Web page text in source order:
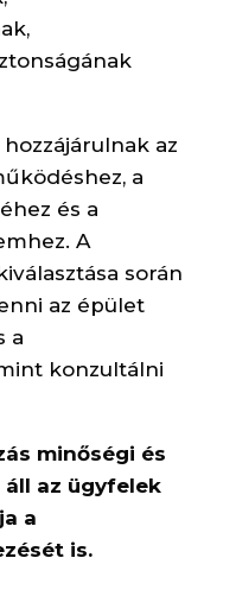
az
a
és a
A
során
az épület
a
konzultálni
minőségi és
az ügyfelek
a
is.